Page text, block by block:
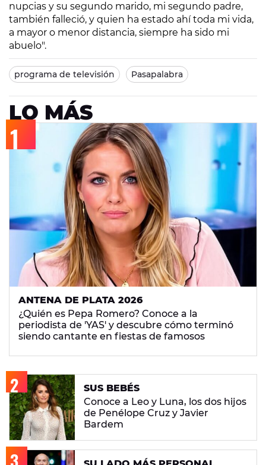
nupcias y su segundo marido, mi segundo padre,
también falleció, y quien ha estado ahí toda mi vida,
a mayor o menor distancia, siempre ha sido mi
abuelo".
programa de televisión Pasapalabra
LO MÁS
ANTENA DE PLATA 2026
¿Quién es Pepa Romero? Conoce a la
periodista de 'YAS' y descubre cómo terminó
siendo cantante en fiestas de famosos
SUS BEBÉS
Conoce a Leo y Luna, los dos hijos
de Penélope Cruz y Javier
Bardem